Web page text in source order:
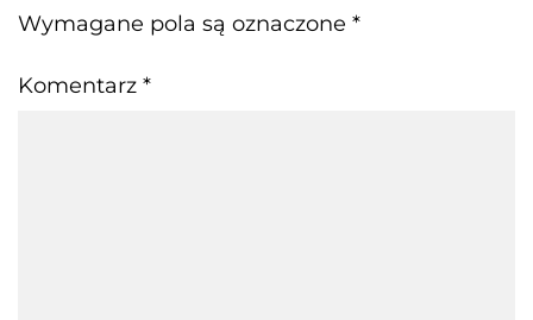
Wymagane pola są oznaczone *
Komentarz *